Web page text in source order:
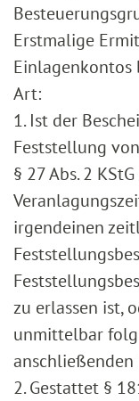
Erstmalige
Art:
1. Ist der
Feststellung
§ 27 Abs. 2
irgendeinen
zu erlassen ist,
unmittelbar
anschließenden
2. Gestattet §